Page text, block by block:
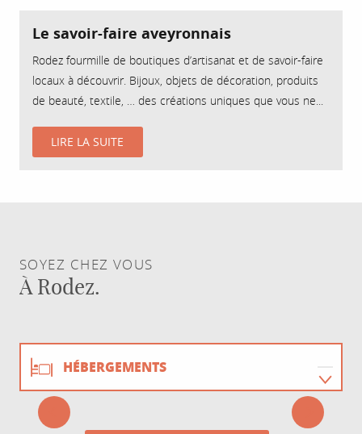
Le savoir-faire aveyronnais
Rodez fourmille de boutiques d’artisanat et de savoir-faire
locaux à découvrir. Bijoux, objets de décoration, produits
de beauté, textile, … des créations uniques que vous ne...
LIRE LA SUITE
SOYEZ CHEZ VOUS
À Rodez.
HÉBERGEMENTS
RESTAURATION